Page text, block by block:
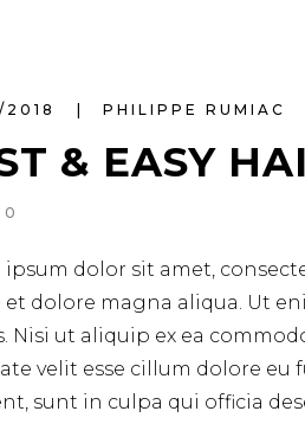
PHILIPPE RUMIAC
& EASY
0
ipsum dolor sit amet,
et dolore magna aliqua. Ut
Nisi ut aliquip ex ea
velit esse cillum dolore
sunt in culpa qui officia